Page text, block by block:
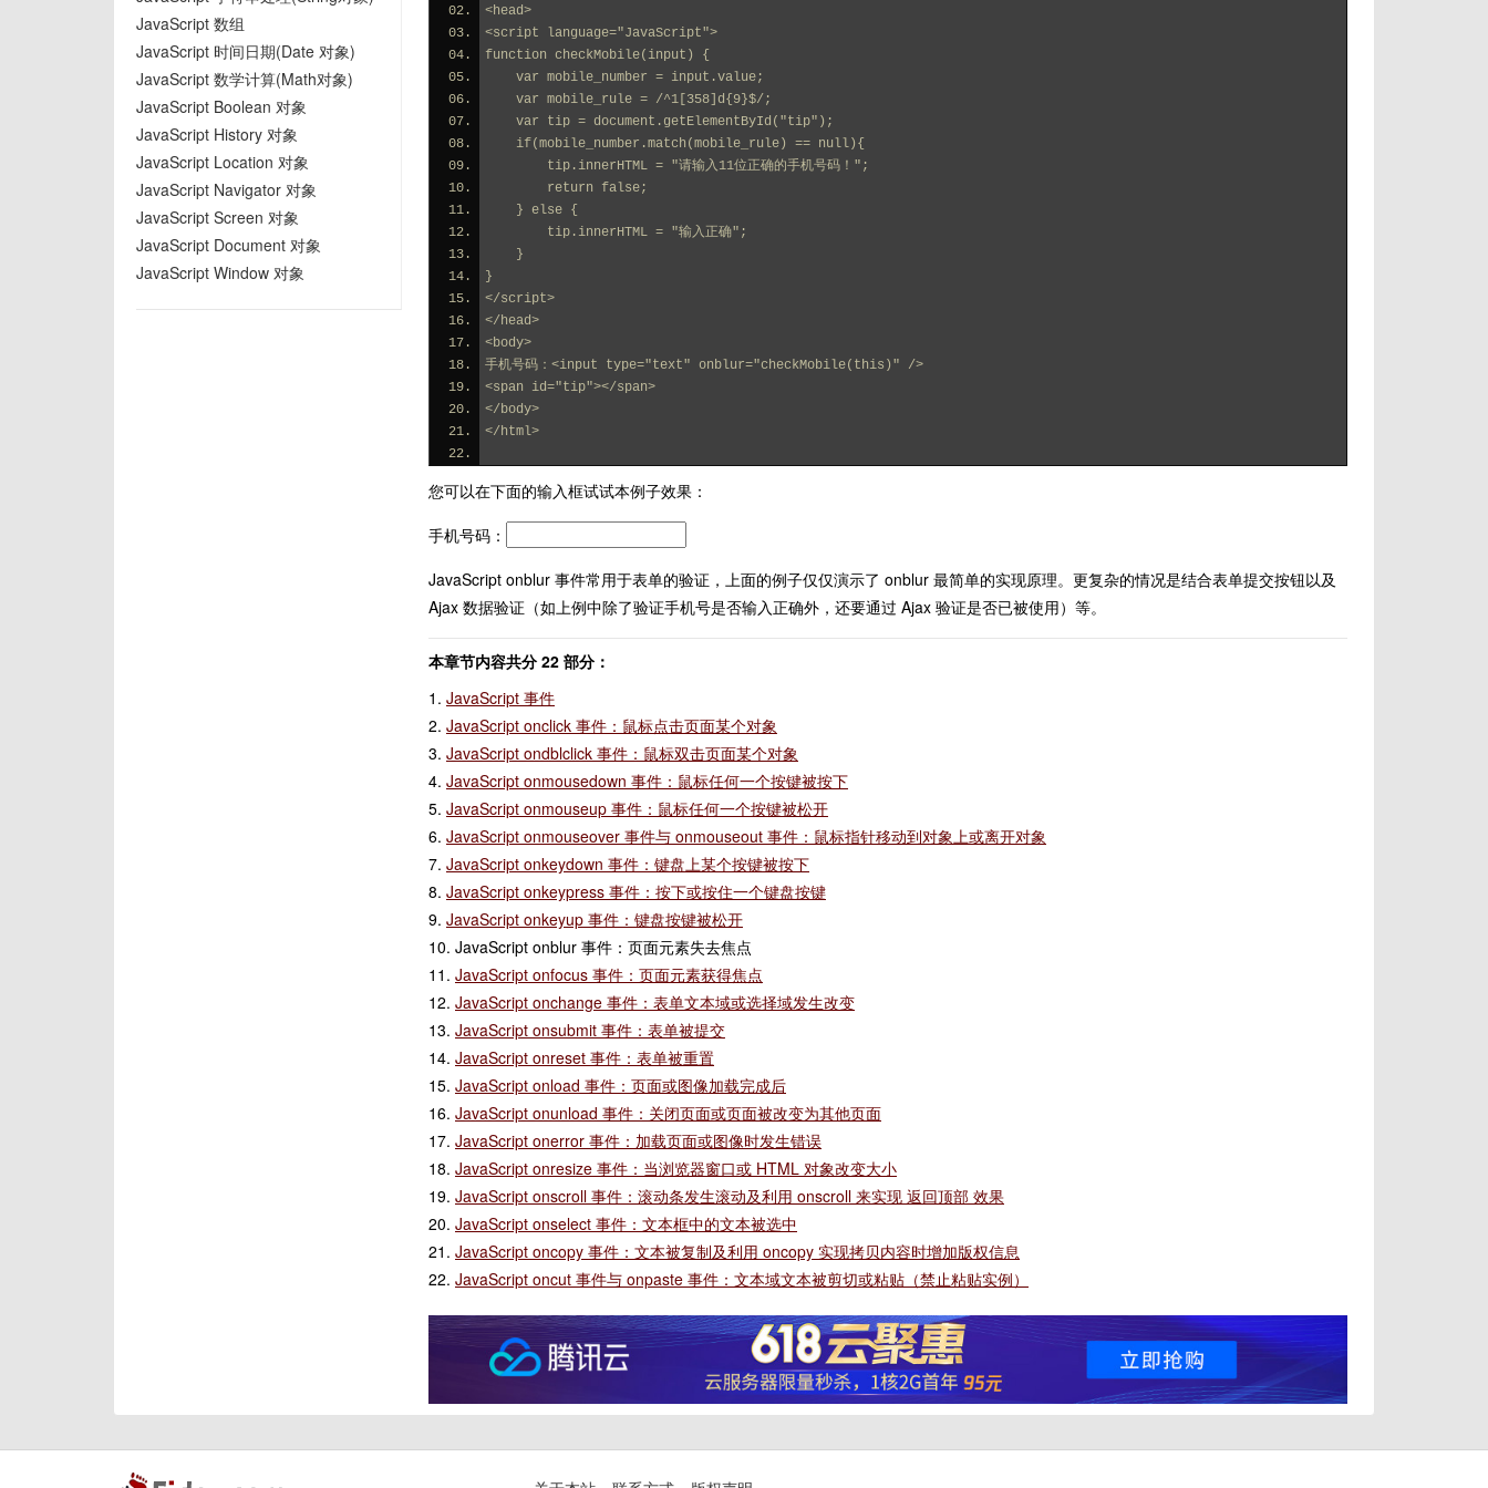
JavaScript 数组
JavaScript 时间日期(Date 对象)
JavaScript 数学计算(Math对象)
JavaScript Boolean 对象
JavaScript History 对象
JavaScript Location 对象
JavaScript Navigator 对象
JavaScript Screen 对象
JavaScript Document 对象
JavaScript Window 对象
<head>
<script language="JavaScript">
function checkMobile(input) {
    var mobile_number = input.value;
    var mobile_rule = /^1[358]d{9}$/;
    var tip = document.getElementById("tip");
    if(mobile_number.match(mobile_rule) == null){
        tip.innerHTML = "请输入11位正确的手机号码！";
        return false;
    } else {
        tip.innerHTML = "输入正确";
    }
}
</script>
</head>
<body>
手机号码：<input type="text" onblur="checkMobile(this)" />
<span id="tip"></span>
</body>
</html>
您可以在下面的输入框试试本例子效果：
手机号码：
JavaScript onblur 事件常用于表单的验证，上面的例子仅仅演示了 onblur 最简单的实现原理。更复杂的情况是结合表单提交按钮以及
Ajax 数据验证（如上例中除了验证手机号是否输入正确外，还要通过 Ajax 验证是否已被使用）等。
本章节内容共分 22 部分：
1. JavaScript 事件
2. JavaScript onclick 事件：鼠标点击页面某个对象
3. JavaScript ondblclick 事件：鼠标双击页面某个对象
4. JavaScript onmousedown 事件：鼠标任何一个按键被按下
5. JavaScript onmouseup 事件：鼠标任何一个按键被松开
6. JavaScript onmouseover 事件与 onmouseout 事件：鼠标指针移动到对象上或离开对象
7. JavaScript onkeydown 事件：键盘上某个按键被按下
8. JavaScript onkeypress 事件：按下或按住一个键盘按键
9. JavaScript onkeyup 事件：键盘按键被松开
10. JavaScript onblur 事件：页面元素失去焦点
11. JavaScript onfocus 事件：页面元素获得焦点
12. JavaScript onchange 事件：表单文本域或选择域发生改变
13. JavaScript onsubmit 事件：表单被提交
14. JavaScript onreset 事件：表单被重置
15. JavaScript onload 事件：页面或图像加载完成后
16. JavaScript onunload 事件：关闭页面或页面被改变为其他页面
17. JavaScript onerror 事件：加载页面或图像时发生错误
18. JavaScript onresize 事件：当浏览器窗口或 HTML 对象改变大小
19. JavaScript onscroll 事件：滚动条发生滚动及利用 onscroll 来实现 返回顶部 效果
20. JavaScript onselect 事件：文本框中的文本被选中
21. JavaScript oncopy 事件：文本被复制及利用 oncopy 实现拷贝内容时增加版权信息
22. JavaScript oncut 事件与 onpaste 事件：文本域文本被剪切或粘贴（禁止粘贴实例）